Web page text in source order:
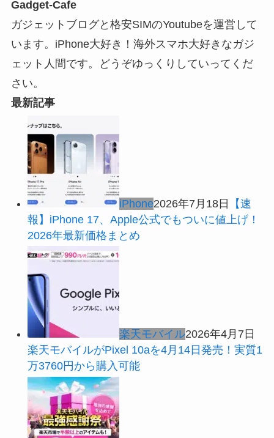
Gadget-Cafe
ガジェットブログと格安SIMのYoutubeを運営して
います。iPhone大好き！海外スマホ大好きなガジ
ェット人間です。どうぞゆっくりしていってくだ
さい。
最新記事
iPhone2026年7月18日
【速
報】iPhone 17、Apple公式でもついに値上げ！
2026年最新価格まとめ
楽天モバイル2026年4月7日
楽天モバイルがPixel 10aを4月14日発売！実質1
万3760円から購入可能